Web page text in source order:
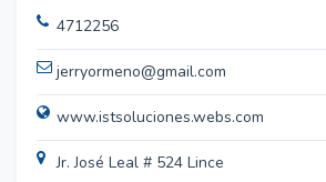
4712256
jerryormeno@gmail.com
www.istsoluciones.webs.com
Jr. José Leal # 524 Lince